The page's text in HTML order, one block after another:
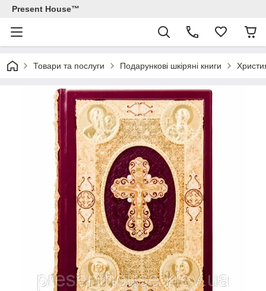
Present House™
Товари та послуги Подарункові шкіряні книги